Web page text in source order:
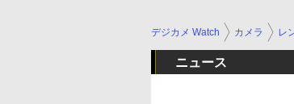
デジカメ Watch カメラ レ
ニュース